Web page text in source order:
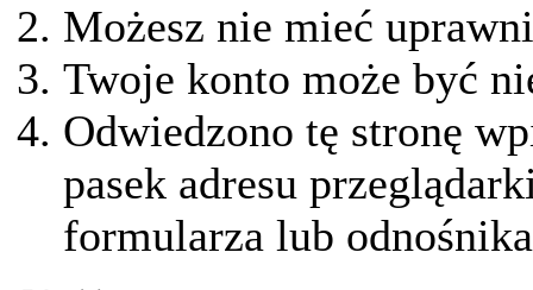
Możesz nie mieć
Twoje konto może być
Odwiedzono tę stronę
pasek adresu
formularza lub